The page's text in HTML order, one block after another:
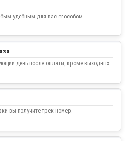
удобным для вас способом.
день после оплаты, кроме выходных.
вы получите трек-номер.